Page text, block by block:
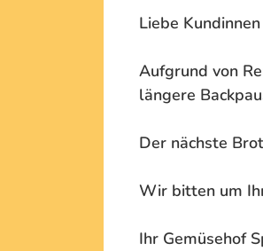
Liebe
Aufgrund von
längere
Der nächste
Wir bitten um
Ihr Gemüsehof